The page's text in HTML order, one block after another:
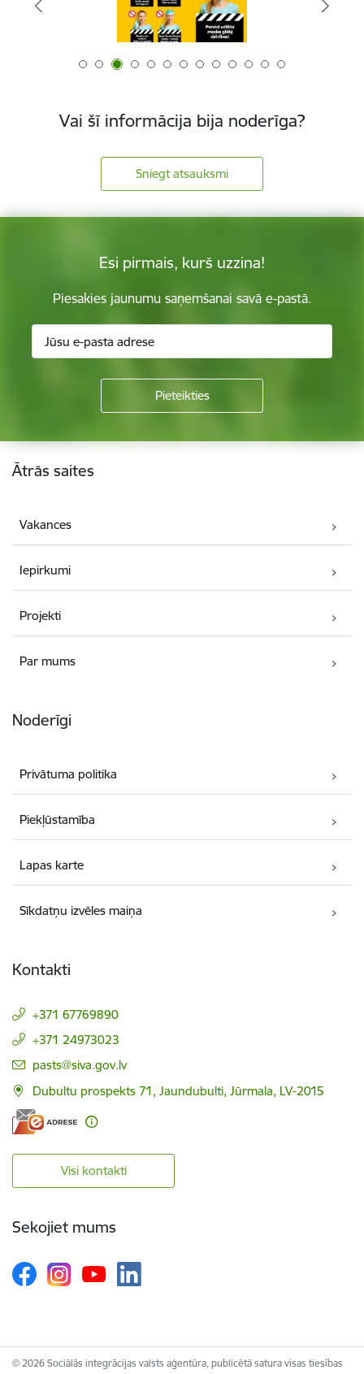
Vai šī informācija bija noderīga?
Sniegt atsauksmi
Esi pirmais, kurš uzzina!
Piesakies jaunumu saņemšanai savā e-pastā.
Kājene
Ātrās saites
Vakances
Iepirkumi
Projekti
Par mums
Noderīgi
Privātuma politika
Piekļūstamība
Lapas karte
Sīkdatņu izvēles maiņa
Kontakti
+371 67769890
+371 24973023
E-pasts:
pasts@siva.gov.lv
Dubultu prospekts 71, Jaundubulti, Jūrmala, LV-2015
Visi kontakti
Sekojiet mums
© 2026 Sociālās integrācijas valsts aģentūra, publicētā satura visas tiesības